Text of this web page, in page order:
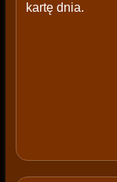
kartę dnia.